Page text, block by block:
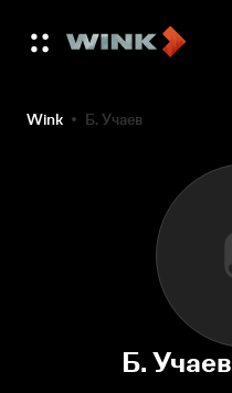
Wink Б. Учаев
Б. Учаев